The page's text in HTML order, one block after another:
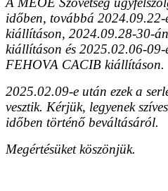
időben, továbbá 2024.09.22-
kiállításon, 2024.09.28-30-
kiállításon és 2025.02.06-09-
FEHOVA CACIB kiállításon.
2025.02.09-e után ezek a
vesztik. Kérjük, legyenek
időben történő beváltásáról.
Megértésüket köszönjük.